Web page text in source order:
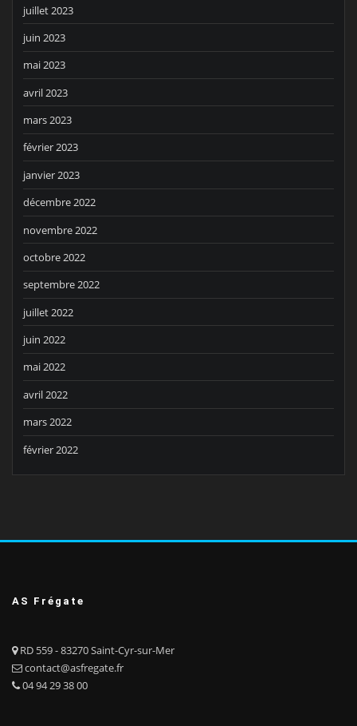
juillet 2023
juin 2023
mai 2023
avril 2023
mars 2023
février 2023
janvier 2023
décembre 2022
novembre 2022
octobre 2022
septembre 2022
juillet 2022
juin 2022
mai 2022
avril 2022
mars 2022
février 2022
AS Frégate
RD 559 - 83270 Saint-Cyr-sur-Mer
contact@asfregate.fr
04 94 29 38 00